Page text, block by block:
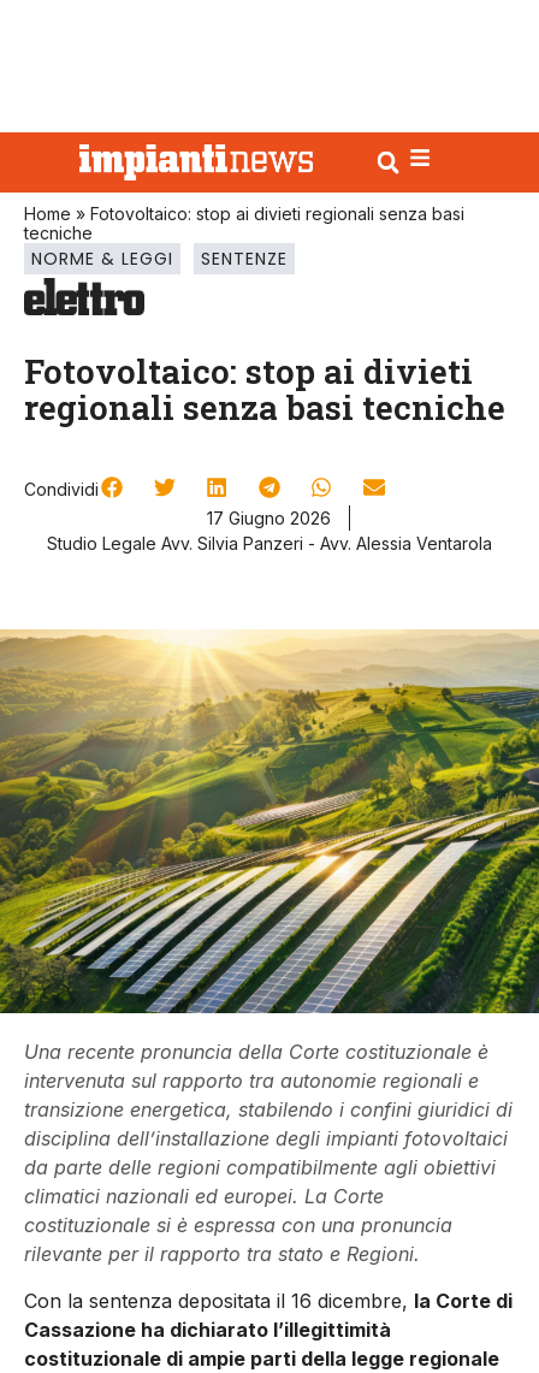
Home » Fotovoltaico: stop ai divieti regionali senza basi
tecniche
NORME & LEGGI SENTENZE
Fotovoltaico: stop ai divieti
regionali senza basi tecniche
Condividi
17 Giugno 2026
Studio Legale Avv. Silvia Panzeri - Avv. Alessia Ventarola
Una recente pronuncia della Corte costituzionale è
intervenuta sul rapporto tra autonomie regionali e
transizione energetica, stabilendo i confini giuridici di
disciplina dell’installazione degli impianti fotovoltaici
da parte delle regioni compatibilmente agli obiettivi
climatici nazionali ed europei. La Corte
costituzionale si è espressa con una pronuncia
rilevante per il rapporto tra stato e Regioni.
Con la sentenza depositata il 16 dicembre, la Corte di
Cassazione ha dichiarato l’illegittimità
costituzionale di ampie parti della legge regionale